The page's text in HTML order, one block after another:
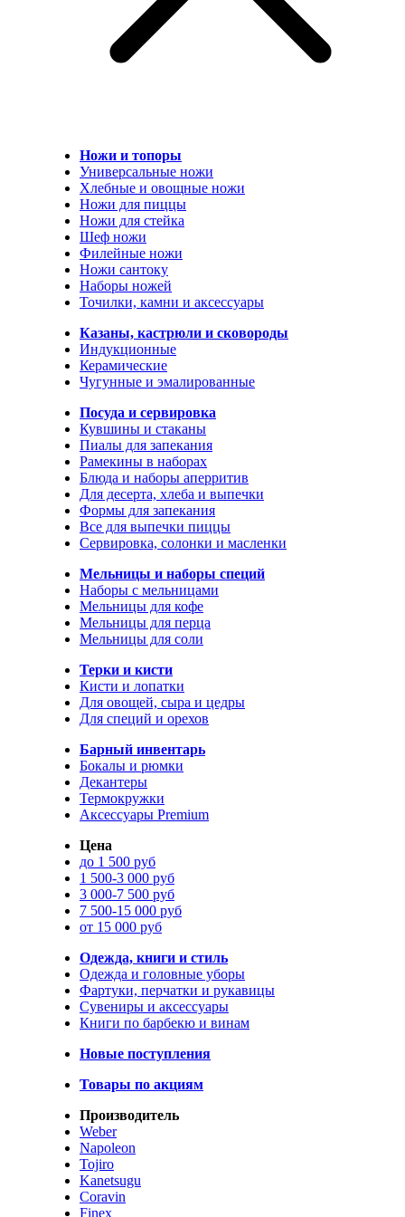
Ножи и топоры
Универсальные ножи
Хлебные и овощные ножи
Ножи для пиццы
Ножи для стейка
Шеф ножи
Филейные ножи
Ножи сантоку
Наборы ножей
Точилки, камни и аксессуары
Казаны, кастрюли и сковороды
Индукционные
Керамические
Чугунные и эмалированные
Посуда и сервировка
Кувшины и стаканы
Пиалы для запекания
Рамекины в наборах
Блюда и наборы аперритив
Для десерта, хлеба и выпечки
Формы для запекания
Все для выпечки пиццы
Сервировка, солонки и масленки
Мельницы и наборы специй
Наборы с мельницами
Мельницы для кофе
Мельницы для перца
Мельницы для соли
Терки и кисти
Кисти и лопатки
Для овощей, сыра и цедры
Для специй и орехов
Барный инвентарь
Бокалы и рюмки
Декантеры
Термокружки
Аксессуары Premium
Цена
до 1 500 руб
1 500-3 000 руб
3 000-7 500 руб
7 500-15 000 руб
от 15 000 руб
Одежда, книги и стиль
Одежда и головные уборы
Фартуки, перчатки и рукавицы
Сувениры и аксессуары
Книги по барбекю и винам
Новые поступления
Товары по акциям
Производитель
Weber
Napoleon
Tojiro
Kanetsugu
Coravin
Finex